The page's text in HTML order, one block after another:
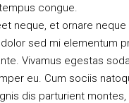
congue.
neque, et ornare
sed mi elementum
Vivamus egestas
eu. Cum sociis
dis parturient